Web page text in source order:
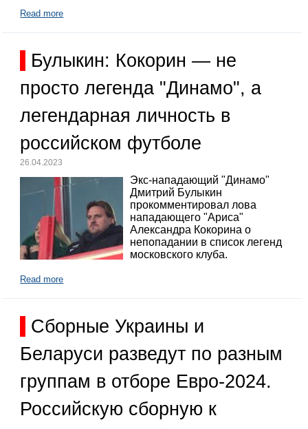
Read more
Булыкин: Кокорин — не
просто легенда "Динамо", а
легендарная личность в
российском футболе
26.04.2023
Экс-нападающий "Динамо"
Дмитрий Булыкин
прокомментировал лова
нападающего "Ариса"
Александра Кокорина о
непопадании в список легенд
московского клуба.
Read more
Сборные Украины и
Беларуси разведут по разным
группам в отборе Евро-2024.
Российскую сборную к